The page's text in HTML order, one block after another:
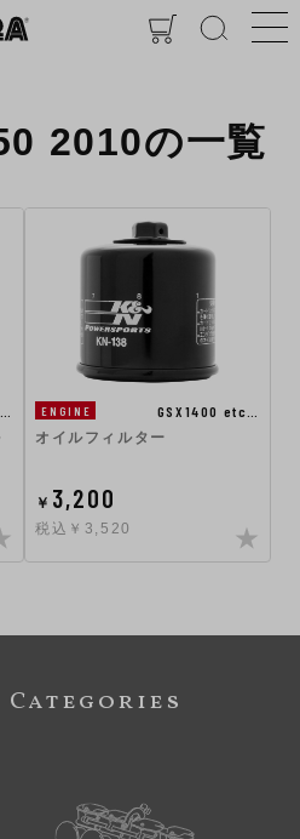
2010の一覧
ENGINE
GSX1400 etc…
オイルフィルター
￥ 3,200
税込￥3,520